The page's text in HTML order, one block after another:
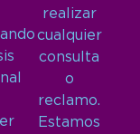
realizar
cualquier
consulta
o
reclamo.
Estamos